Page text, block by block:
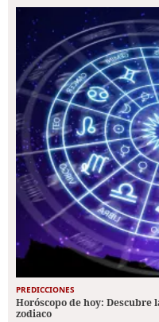
PREDICCIONES
Horóscopo de hoy: Descubre
zodiaco